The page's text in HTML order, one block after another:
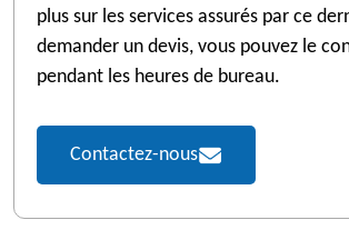
plus sur les services assurés par ce
demander un devis, vous pouvez le
pendant les heures de bureau.
Contactez-nous